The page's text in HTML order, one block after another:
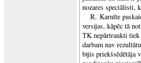
nozares speciālisti,
R. Karnīte
versijas, kāpēc tā
TK nepārtraukti
darbam nav
bijis priekšsēdētāja